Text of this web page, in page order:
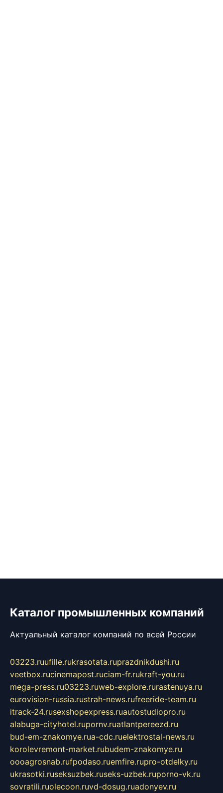
Каталог промышленных компаний
Актуальный каталог компаний по всей России
03223.ruufille.rukrasotata.ruprazdnikdushi.ru
veetbox.rucinemapost.ruciam-fr.rukraft-you.ru
mega-press.ru03223.ruweb-explore.rurastenuya.ru
eurovision-russia.rustrah-news.rufreeride-team.ru
itrack-24.rusexshopexpress.ruautostudiopro.ru
alabuga-cityhotel.rupornv.ruatlantpereezd.ru
bud-em-znakomye.rua-cdc.ruelektrostal-news.ru
korolevremont-market.rubudem-znakomye.ru
oooagrosnab.rufpodaso.ruemfire.rupro-otdelky.ru
ukrasotki.ruseksuzbek.ruseks-uzbek.ruporno-vk.ru
sovratili.ruolecoon.ruvd-dosug.ruadonyev.ru